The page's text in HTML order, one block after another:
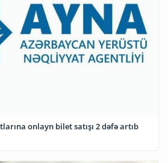
onlayn bilet satışı 2 dəfə artıb